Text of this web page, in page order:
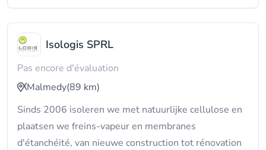
Isologis SPRL
Pas encore d'évaluation
Malmedy(89 km)
Sinds 2006 isoleren we met natuurlijke cellulose en
plaatsen we freins-vapeur en membranes
d'étanchéité, van nieuwe construction tot rénovation